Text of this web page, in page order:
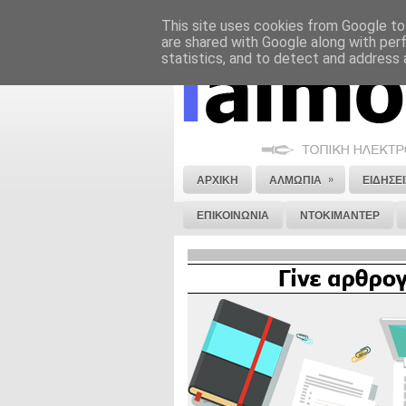
ΝΟΜΙΚΗ ΣΗΜΕΙΩΣΗ ΔΙΑΦΗΜΙΣΗ
ΑΡΧΙΚΗ ΑΛΜΩΠΙΑ »
ΕΠΙΚΟΙΝΩΝΙΑ ΝΤΟΚΙΜΑΝΤΕΡ
This site uses cookies from Google
are shared with Google along with
statistics, and to detect and address